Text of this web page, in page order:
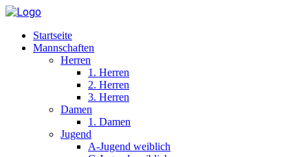
Startseite
Mannschaften
Herren
1. Herren
2. Herren
3. Herren
Damen
1. Damen
Jugend
A-Jugend weiblich